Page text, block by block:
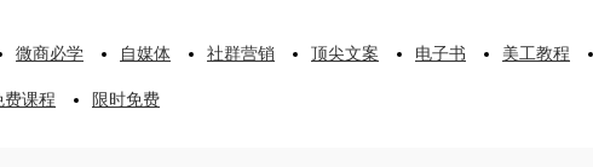
微商必学 自媒体 社群营销 顶尖文案 电子书 美工教程
费课程 限时免费